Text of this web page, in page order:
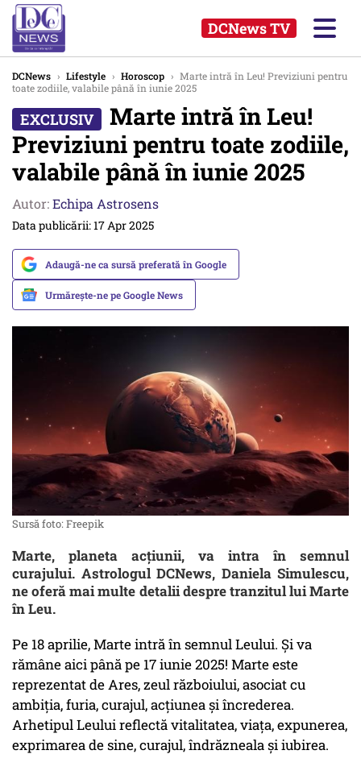
DCNews TV
DCNews › Lifestyle › Horoscop › Marte intră în Leu! Previziuni pentru
toate zodiile, valabile până în iunie 2025
Marte intră în Leu!
Previziuni pentru toate zodiile,
valabile până în iunie 2025
Autor:Echipa Astrosens
Data publicării: 17 Apr 2025
Adaugă-ne ca sursă preferată în Google
Urmărește-ne pe Google News
Sursă foto: Freepik
Marte, planeta acțiunii, va intra în semnul
curajului. Astrologul DCNews, Daniela Simulescu,
ne oferă mai multe detalii despre tranzitul lui Marte
în Leu.
Pe 18 aprilie, Marte intră în semnul Leului. Și va
rămâne aici până pe 17 iunie 2025! Marte este
reprezentat de Ares, zeul războiului, asociat cu
ambiția, furia, curajul, acțiunea și încrederea.
Arhetipul Leului reflectă vitalitatea, viața, expunerea,
exprimarea de sine, curajul, îndrăzneala și iubirea.